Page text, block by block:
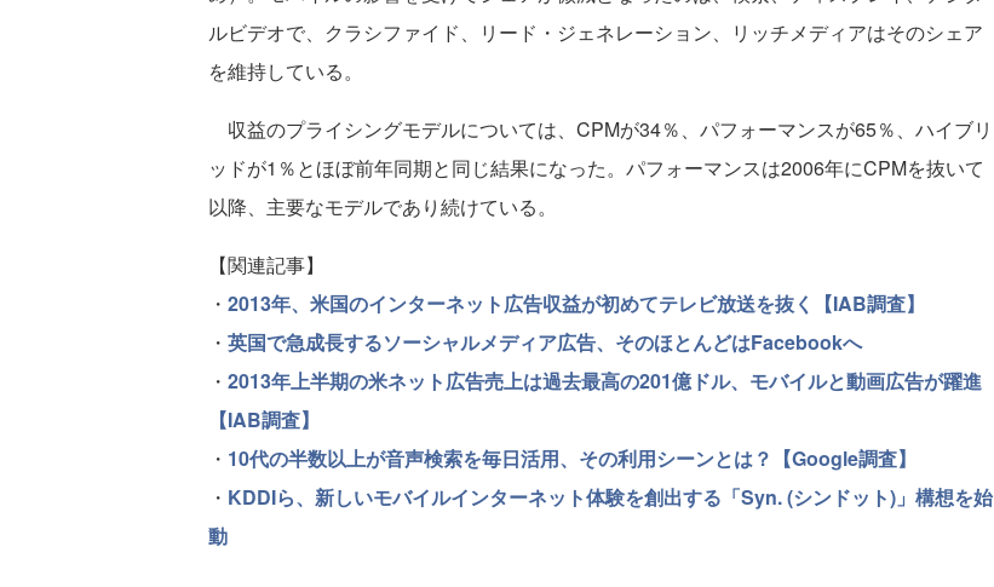
ルビデオで、クラシファイド、リード・ジェネレーション、リッチメディアはそのシェア
を維持している。
収益のプライシングモデルについては、CPMが34％、パフォーマンスが65％、ハイブリ
ッドが1％とほぼ前年同期と同じ結果になった。パフォーマンスは2006年にCPMを抜いて
以降、主要なモデルであり続けている。
【関連記事】
・ 2013年、米国のインターネット広告収益が初めてテレビ放送を抜く【IAB調査】
・ 英国で急成長するソーシャルメディア広告、そのほとんどはFacebookへ
・ 2013年上半期の米ネット広告売上は過去最高の201億ドル、モバイルと動画広告が躍進
【IAB調査】
・ 10代の半数以上が音声検索を毎日活用、その利用シーンとは？【Google調査】
・ KDDIら、新しいモバイルインターネット体験を創出する「Syn. (シンドット)」構想を始
動